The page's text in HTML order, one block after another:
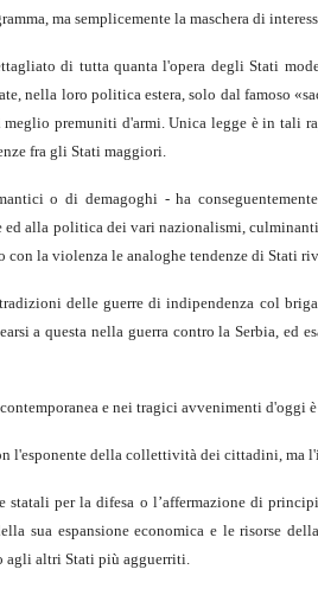
ma semplicemente la maschera di
di tutta quanta l'opera degli Stati
nella loro politica estera, solo dal famoso
premuniti d'armi. Unica legge è in tali
fra gli Stati maggiori.
o di demagoghi - ha
ed alla politica dei vari nazionalismi,
con la violenza le analoghe tendenze di Stati
delle guerre di indipendenza col
a questa nella guerra contro la Serbia, ed
e nei tragici avvenimenti d'oggi
l'esponente della collettività dei cittadini,
per la difesa o l’affermazione di
sua espansione economica e le risorse
agli altri Stati più agguerriti.